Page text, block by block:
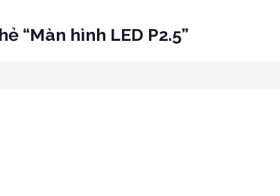
“Màn hình LED P2.5”